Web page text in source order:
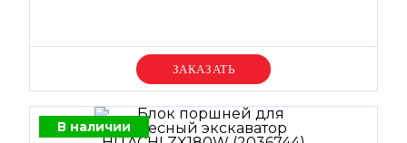
Уточняйте цену
В наличии